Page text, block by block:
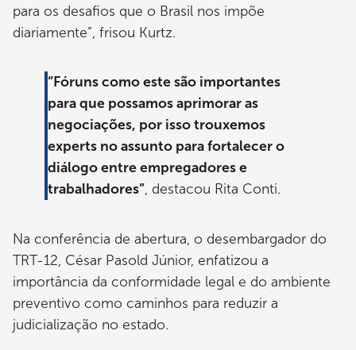
para os desafios que o Brasil nos impõe
diariamente”, frisou Kurtz.
“Fóruns como este são importantes
para que possamos aprimorar as
negociações, por isso trouxemos
experts no assunto para fortalecer o
diálogo entre empregadores e
trabalhadores”, destacou Rita Conti.
Na conferência de abertura, o desembargador do
TRT-12, César Pasold Júnior, enfatizou a
importância da conformidade legal e do ambiente
preventivo como caminhos para reduzir a
judicialização no estado.